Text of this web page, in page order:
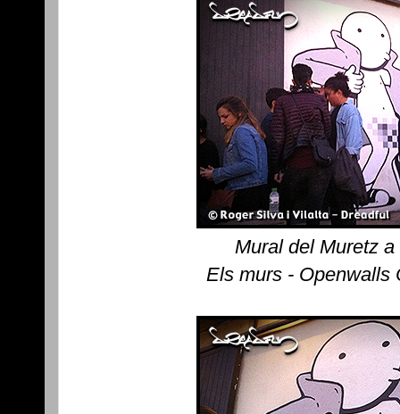
Mural del Muretz
Els murs - Openwalls